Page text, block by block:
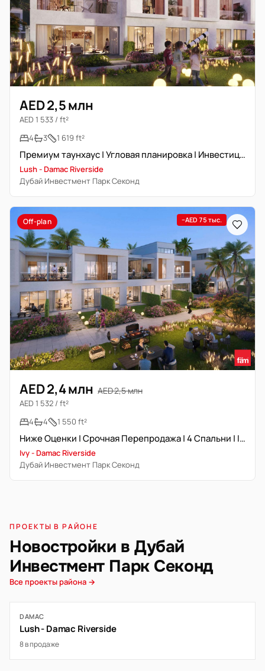
AED 2,5 млн
AED 1 533 / ft²
4
3 1 619 ft²
Премиум таунхаус | Угловая планировка | Инвестиционная сделка
Lush - Damac Riverside
Дубай Инвестмент Парк Секонд
Off-plan −AED 75 тыс.
AED 2,4 млн AED 2,5 млн
AED 1 532 / ft²
4
4 1 550 ft²
Ниже Оценки | Срочная Перепродажа | 4 Спальни | Ivy
Ivy - Damac Riverside
Дубай Инвестмент Парк Секонд
ПРОЕКТЫ В РАЙОНЕ
Новостройки в Дубай
Инвестмент Парк Секонд
Все проекты района →
DAMAC
Lush - Damac Riverside
8 в продаже